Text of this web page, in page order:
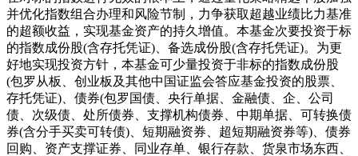
并优化指数组合办理和风险节制，力争获取超越业绩比力基准
的超额收益，实现基金资产的持久增值。本基金次要投资于标
的指数成份股(含存托凭证)、备选成份股(含存托凭证)。为更
好地实现投资方针，本基金可少量投资于非标的指数成份股
(包罗从板、创业板及其他中国证监会答应基金投资的股票、
存托凭证)、债券(包罗国债、央行单据、金融债、企、公司
债、次级债、处所债券、支撑机构债券、中期单据、可转换债
券(含分手买卖可转债)、短期融资券、超短期融资券等)、债券
回购、资产支撑证券、同业存单、银行存款、货泉市场东西、